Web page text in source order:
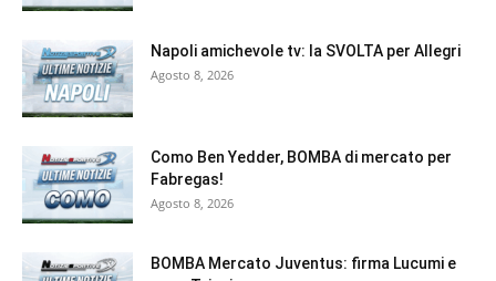
Napoli amichevole tv: la SVOLTA per Allegri
Agosto 8, 2026
Como Ben Yedder, BOMBA di mercato per
Fabregas!
Agosto 8, 2026
BOMBA Mercato Juventus: firma Lucumi e